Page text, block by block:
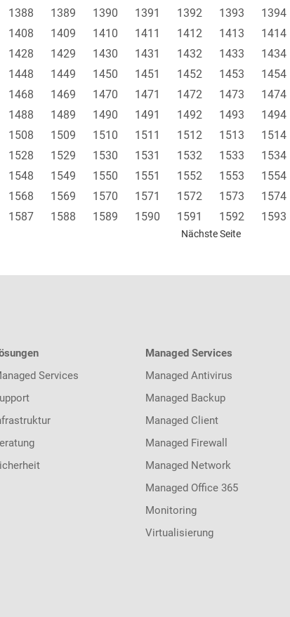
1388 1389 1390 1391 1392 1393 1394
1408 1409 1410 1411 1412 1413 1414
1428 1429 1430 1431 1432 1433 1434
1448 1449 1450 1451 1452 1453 1454
1468 1469 1470 1471 1472 1473 1474
1488 1489 1490 1491 1492 1493 1494
1508 1509 1510 1511 1512 1513 1514
1528 1529 1530 1531 1532 1533 1534
1548 1549 1550 1551 1552 1553 1554
1568 1569 1570 1571 1572 1573 1574
1587 1588 1589 1590 1591 1592 1593
Nächste Seite
Services
Managed Services
Managed Antivirus
Managed Backup
Managed Client
Managed Firewall
Managed Network
Managed Office 365
Monitoring
Virtualisierung